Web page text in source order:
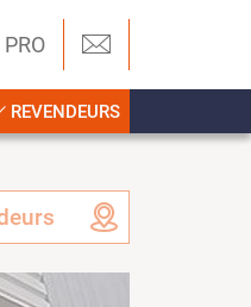
PRO
REVENDEURS